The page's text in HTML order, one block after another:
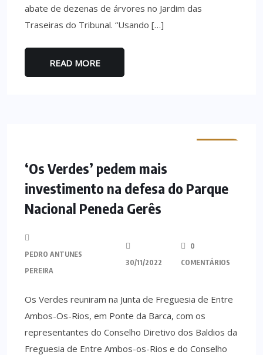
abate de dezenas de árvores no Jardim das
Traseiras do Tribunal. “Usando […]
READ MORE
‘Os Verdes’ pedem mais
investimento na defesa do Parque
Nacional Peneda Gerês
PEDRO ANTUNES
PEREIRA
30/11/2022
0
COMENTÁRIOS
Os Verdes reuniram na Junta de Freguesia de Entre
Ambos-Os-Rios, em Ponte da Barca, com os
representantes do Conselho Diretivo dos Baldios da
Freguesia de Entre Ambos-os-Rios e do Conselho